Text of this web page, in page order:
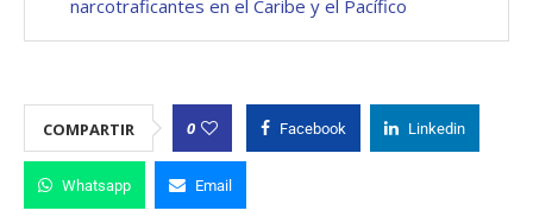
narcotraficantes en el Caribe y el Pacífico
COMPARTIR 0 Facebook Linkedin
Whatsapp Email